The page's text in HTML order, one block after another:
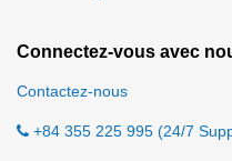
Connectez-vous avec
Contactez-nous
+84 355 225 995 (24/7